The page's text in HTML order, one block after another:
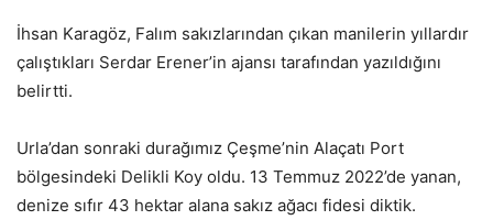
İhsan Karagöz, Falım sakızlarından çıkan manilerin yıllardır
çalıştıkları Serdar Erener’in ajansı tarafından yazıldığını
belirtti.
Urla’dan sonraki durağımız Çeşme’nin Alaçatı Port
bölgesindeki Delikli Koy oldu. 13 Temmuz 2022’de yanan,
denize sıfır 43 hektar alana sakız ağacı fidesi diktik.